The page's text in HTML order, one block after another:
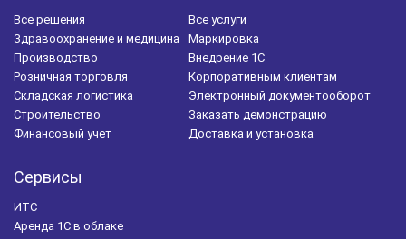
Все решения
Здравоохранение и медицина
Производство
Розничная торговля
Складская логистика
Строительство
Финансовый учет
Все услуги
Маркировка
Внедрение 1С
Корпоративным клиентам
Электронный документооборот
Заказать демонстрацию
Доставка и установка
Сервисы
ИТС
Аренда 1С в облаке